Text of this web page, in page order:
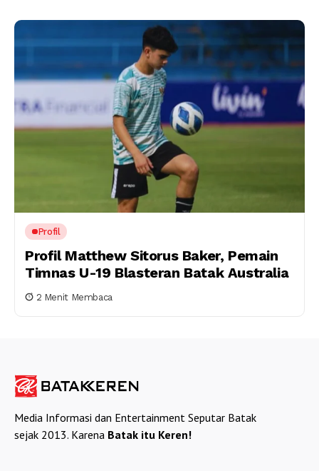
Profil
Profil Matthew Sitorus Baker, Pemain
Timnas U-19 Blasteran Batak Australia
2 Menit Membaca
Media Informasi dan Entertainment Seputar Batak
sejak 2013. Karena Batak itu Keren!